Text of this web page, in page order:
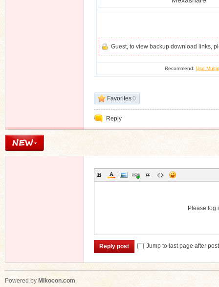
Guest, to view backup download links,
Recommend:Use
Favorites0
Reply
Please log
Reply post Jump to last page after
Powered by Mikocon.com